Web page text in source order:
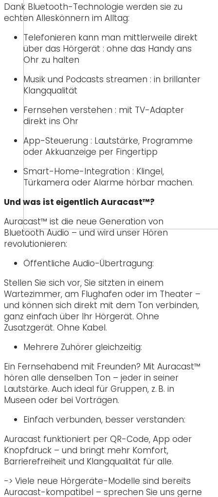
Dank Bluetooth-Technologie werden sie zu
echten Alleskönnern im Alltag:
Telefonieren kann man mittlerweile direkt
über das Hörgerät : ohne das Handy ans
Ohr zu halten
Musik und Podcasts streamen : in brillanter
Klangqualität
Fernsehen verstehen : mit TV-Adapter
direkt ins Ohr
App-Steuerung : Lautstärke, Programme
oder Akkuanzeige per Fingertipp
Smart-Home-Integration : Klingel,
Türkamera oder Alarme hörbar machen.
Und was ist eigentlich Auracast™?
Auracast™ ist die neue Generation von
Bluetooth Audio – und wird unser Hören
revolutionieren:
Öffentliche Audio-Übertragung:
Stellen Sie sich vor, Sie sitzten in einem
Wartezimmer, am Flughafen oder im Theater –
und können sich direkt mit dem Ton verbinden,
ganz einfach über Ihr Hörgerät. Ohne
Zusatzgerät. Ohne Kabel.
Mehrere Zuhörer gleichzeitig:
Ein Fernsehabend mit Freunden? Mit Auracast™
hören alle denselben Ton – jeder in seiner
Lautstärke. Auch ideal für Gruppen, z. B. in
Museen oder bei Vorträgen.
Einfach verbunden, besser verstanden:
Auracast funktioniert per QR-Code, App oder
Knopfdruck – und bringt mehr Komfort,
Barrierefreiheit und Klangqualität für alle.
-> Viele neue Hörgeräte-Modelle sind bereits
Auracast-kompatibel – sprechen Sie uns gerne